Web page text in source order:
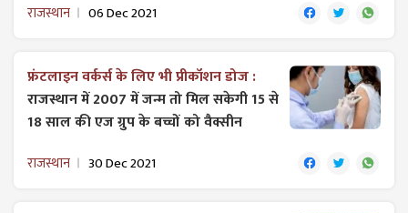
राजस्थान 06 Dec 2021
फ्रंटलाइन वर्कर्स के लिए भी प्रीकॉशन डोज :
राजस्थान में 2007 में जन्म तो मिल सकेगी 15 से
18 साल की एज ग्रुप के बच्चों को वैक्सीन
राजस्थान 30 Dec 2021